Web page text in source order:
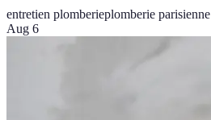
entretien plomberieplomberie parisienne
Aug 6